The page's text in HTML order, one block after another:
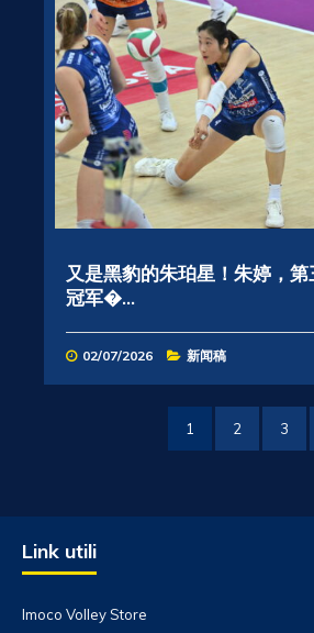
又是黑豹的朱珀星！朱婷，第
冠军�...
02/07/2026 新闻稿
1 2 3
Link utili
Imoco Volley Store